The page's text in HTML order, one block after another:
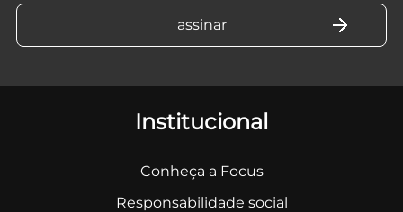
Institucional
Conheça a Focus
Responsabilidade social